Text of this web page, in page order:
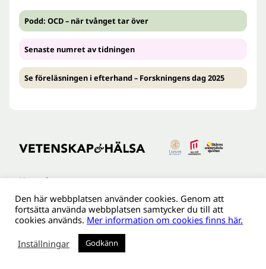
Podd: OCD – när tvånget tar över
Senaste numret av tidningen
Se föreläsningen i efterhand – Forskningens dag 2025
Kontakt
Tillgänglighetsredogöreldse
Om webbplatsen
Behandling av personuppgifter
Den här webbplatsen använder cookies. Genom att
fortsätta använda webbplatsen samtycker du till att
cookies används. Mer information om cookies finns här.
Inställningar
Godkänn